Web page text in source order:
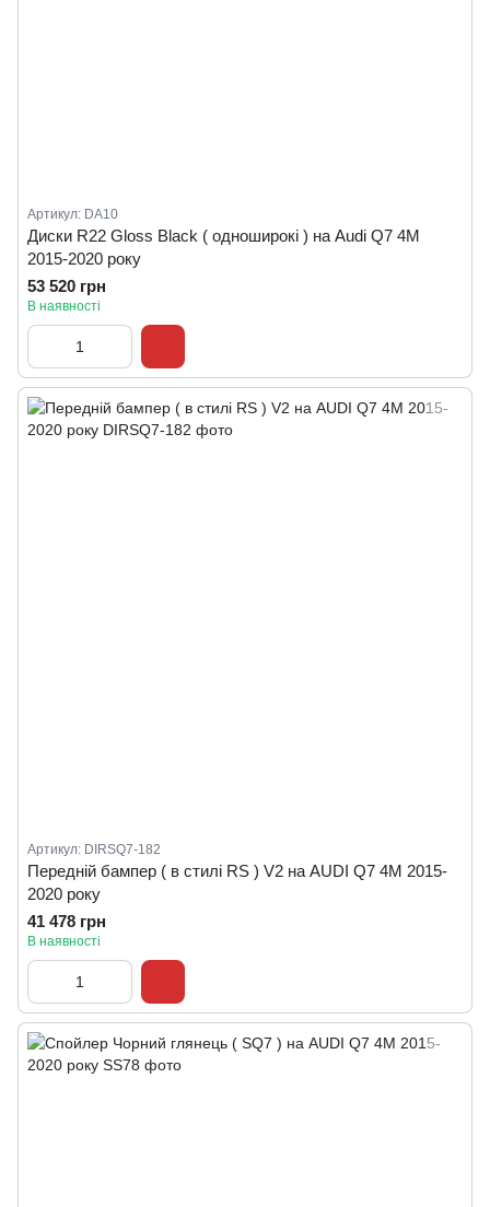
Артикул: DA10
Диски R22 Gloss Black ( одноширокі ) на Audi Q7 4M
2015-2020 року
53 520 грн
В наявності
Артикул: DIRSQ7-182
Передній бампер ( в стилі RS ) V2 на AUDI Q7 4M 2015-
2020 року
41 478 грн
В наявності